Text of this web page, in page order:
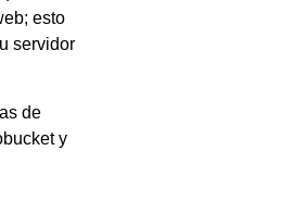
esto
servidor
de
y